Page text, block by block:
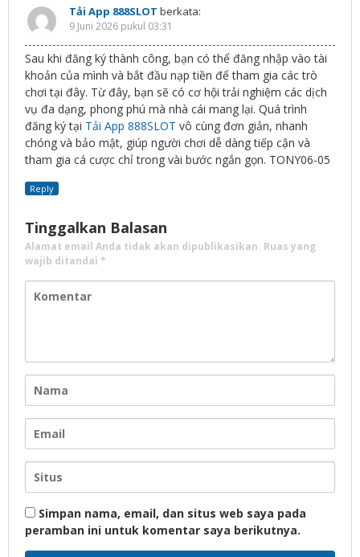
Tải App 888SLOT berkata:
9 Juni 2026 pukul 03:31
Sau khi đăng ký thành công, bạn có thể đăng nhập vào tài
khoản của mình và bắt đầu nạp tiền để tham gia các trò
chơi tại đây. Từ đây, bạn sẽ có cơ hội trải nghiệm các dịch
vụ đa dạng, phong phú mà nhà cái mang lại. Quá trình
đăng ký tại Tải App 888SLOT vô cùng đơn giản, nhanh
chóng và bảo mật, giúp người chơi dễ dàng tiếp cận và
tham gia cá cược chỉ trong vài bước ngắn gọn. TONY06-05
Reply
Tinggalkan Balasan
Alamat email Anda tidak akan dipublikasikan. Ruas yang
wajib ditandai *
Simpan nama, email, dan situs web saya pada
peramban ini untuk komentar saya berikutnya.